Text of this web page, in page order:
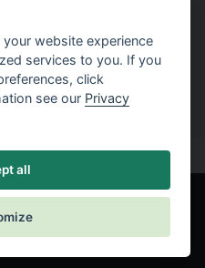
on how
tasks.
website experience
services to you. If you
click
see our Privacy
all